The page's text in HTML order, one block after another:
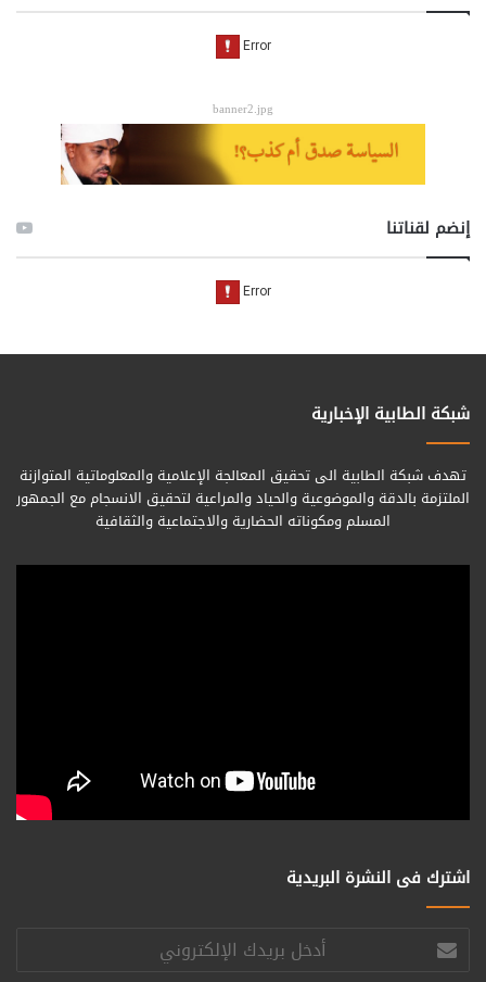
banner2.jpg
إنضم لقناتنا
شبكة الطابية الإخبارية
تهدف شبكة الطابية الى تحقيق المعالجة الإعلامية والمعلوماتية المتوازنة
الملتزمة بالدقة والموضوعية والحياد والمراعية لتحقيق الانسجام مع الجمهور
المسلم ومكوناته الحضارية والاجتماعية والثقافية
اشترك فى النشرة البريدية
أدخل
بريدك